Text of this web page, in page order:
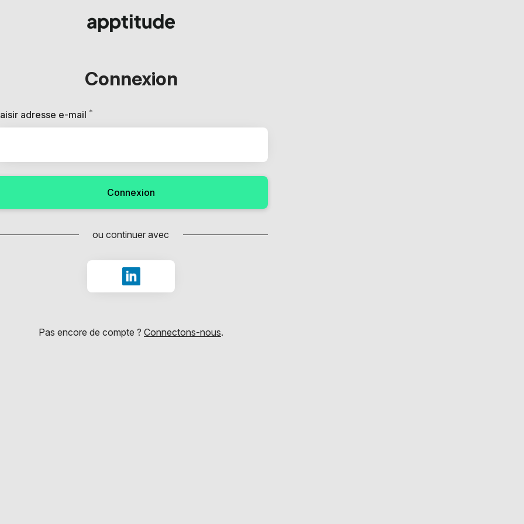
Connexion
adresse e-mail *
Connexion
ou continuer avec
Se connecter avec LinkedIn
Pas encore de compte ? Connectons-nous.